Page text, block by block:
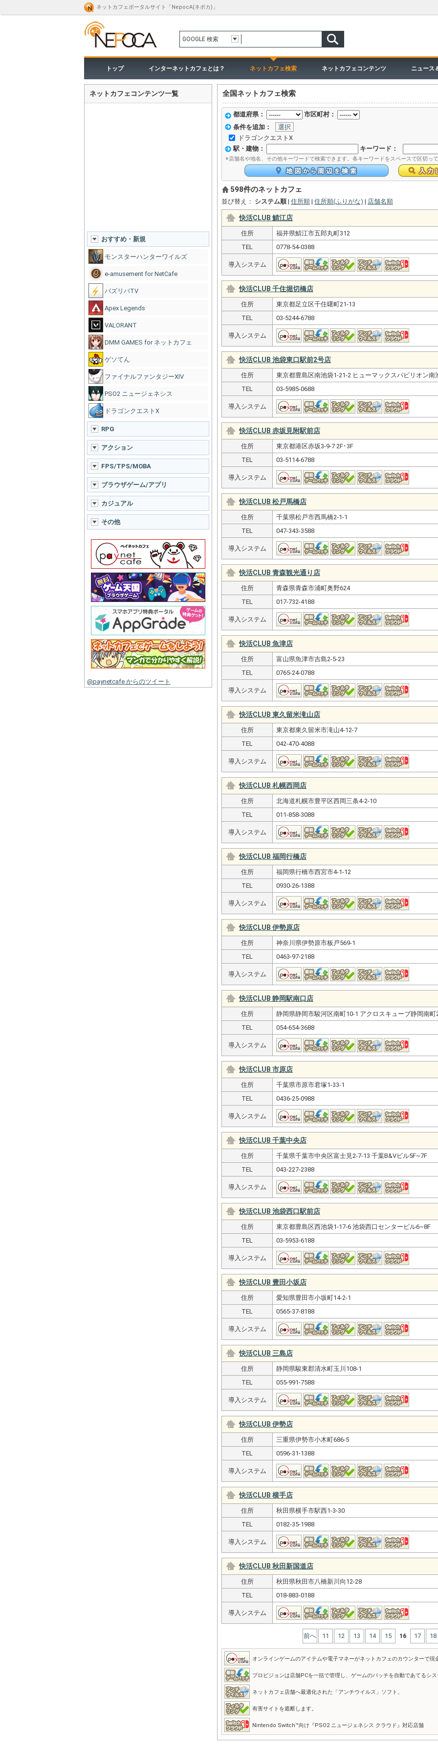
ネットカフェポータルサイト「NepocA(ネポカ)」
GOOGLE 検索
トップ インターネットカフェとは？ ネットカフェ検索 ネットカフェコンテンツ ニュース
ネットカフェコンテンツ一覧
おすすめ・新規
モンスターハンターワイルズ
e-amusement for NetCafe
バズリバTV
Apex Legends
VALORANT
DMM GAMES for ネットカフェ
ゲソてん
ファイナルファンタジーXIV
PSO2 ニュージェネシス
ドラゴンクエストX
RPG
アクション
FPS/TPS/MOBA
ブラウザゲーム/アプリ
カジュアル
その他
@paynetcafe からのツイート
全国ネットカフェ検索
都道府県：
市区町村：
条件を追加：
選択
ドラゴンクエストX
駅・建物：
キーワード：
※店舗名や地名、その他キーワードで検索できます。各キーワードをスペースで区切っ
598件のネットカフェ
並び替え： システム順| 住所順 | 住所順(ふりがな) | 店舗名順
快活CLUB 鯖江店
住所
福井県鯖江市五郎丸町312
TEL
0778-54-0388
導入システム
快活CLUB 千住堀切橋店
住所
東京都足立区千住曙町21-13
TEL
03-5244-6788
導入システム
快活CLUB 池袋東口駅前2号店
住所
東京都豊島区南池袋1-21-2 ヒューマックスパビリオン南
TEL
03-5985-0688
導入システム
快活CLUB 赤坂見附駅前店
住所
東京都港区赤坂3-9-7 2F･3F
TEL
03-5114-6788
導入システム
快活CLUB 松戸馬橋店
住所
千葉県松戸市西馬橋2-1-1
TEL
047-343-3588
導入システム
快活CLUB 青森観光通り店
住所
青森県青森市浦町奥野624
TEL
017-732-4188
導入システム
快活CLUB 魚津店
住所
富山県魚津市吉島2-5-23
TEL
0765-24-0788
導入システム
快活CLUB 東久留米滝山店
住所
東京都東久留米市滝山4-12-7
TEL
042-470-4088
導入システム
快活CLUB 札幌西岡店
住所
北海道札幌市豊平区西岡三条4-2-10
TEL
011-858-3088
導入システム
快活CLUB 福岡行橋店
住所
福岡県行橋市西宮市4-1-12
TEL
0930-26-1388
導入システム
快活CLUB 伊勢原店
住所
神奈川県伊勢原市板戸569-1
TEL
0463-97-2188
導入システム
快活CLUB 静岡駅南口店
住所
静岡県静岡市駿河区南町10-1 アクロスキューブ静岡南町
TEL
054-654-3688
導入システム
快活CLUB 市原店
住所
千葉県市原市君塚1-33-1
TEL
0436-25-0988
導入システム
快活CLUB 千葉中央店
住所
千葉県千葉市中央区富士見2-7-13 千葉B&Vビル5F~7F
TEL
043-227-2388
導入システム
快活CLUB 池袋西口駅前店
住所
東京都豊島区西池袋1-17-6 池袋西口センタービル6~8F
TEL
03-5953-6188
導入システム
快活CLUB 豊田小坂店
住所
愛知県豊田市小坂町14-2-1
TEL
0565-37-8188
導入システム
快活CLUB 三島店
住所
静岡県駿東郡清水町玉川108-1
TEL
055-991-7588
導入システム
快活CLUB 伊勢店
住所
三重県伊勢市小木町686-5
TEL
0596-31-1388
導入システム
快活CLUB 横手店
住所
秋田県横手市駅西1-3-30
TEL
0182-35-1988
導入システム
快活CLUB 秋田新国道店
住所
秋田県秋田市八橋新川向12-28
TEL
018-883-0188
導入システム
前へ 11 12 13 14 15 16 17 18
オンラインゲームのアイテムや電子マネーがネットカフェのカウンターで現
プロビジョンは店舗PCを一括で管理し、ゲームのパッチを自動であてるシ
ネットカフェ店舗へ最適化された「アンチウイルス」ソフト。
有害サイトを遮断します。
Nintendo Switch™向け『PSO2 ニュージェネシス クラウド』対応店舗